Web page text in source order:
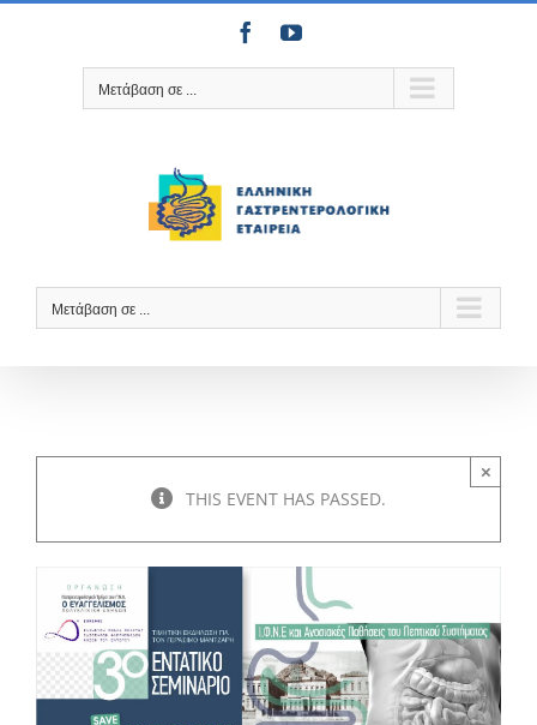
Μετάβαση
FacebookYouTube
Μετάβαση σε ...
Μετάβαση σε ...
THIS EVENT HAS PASSED.
×